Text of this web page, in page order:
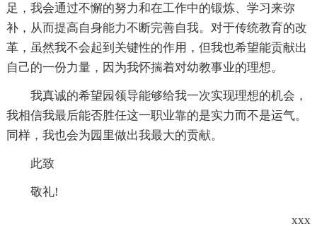
足，我会通过不懈的努力和在工作中的锻炼、学习来弥
补，从而提高自身能力不断完善自我。对于传统教育的改
革，虽然我不会起到关键性的作用，但我也希望能贡献出
自己的一份力量，因为我怀揣着对幼教事业的理想。
我真诚的希望园领导能够给我一次实现理想的机会，
我相信我最后能否胜任这一职业靠的是实力而不是运气。
同样，我也会为园里做出我最大的贡献。
此致
敬礼!
xxx